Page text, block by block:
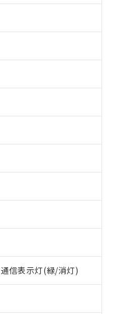
信表示灯(緑/消灯)
含有に対応した製品が提供
有に対応した製品に切り替
非含有に非対応の商品で、
非含有の対応状況を調査中